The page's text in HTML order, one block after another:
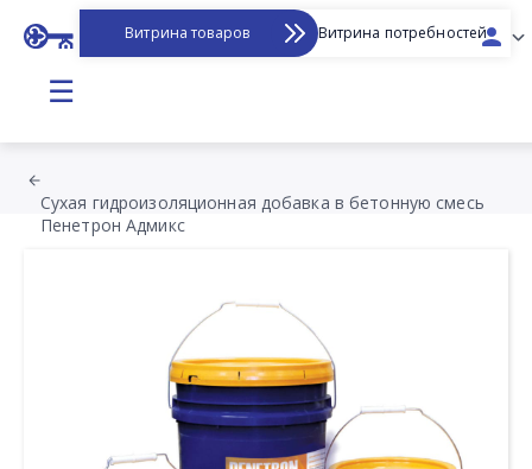
Витрина товаров Витрина потребностей
☰
Сухая гидроизоляционная добавка в бетонную смесь
Пенетрон Адмикс